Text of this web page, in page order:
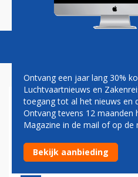
Magazine
BOEING
DE EERSTE
FREIGHTER
Ontvang een jaar lang 30%
Luchtvaartnieuws en
toegang tot al het nieuws en
Ontvang tevens 12 maanden
Magazine in de mail of op de
Bekijk aanbieding